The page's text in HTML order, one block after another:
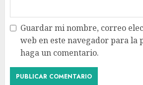
Guardar mi nombre, correo
web en este navegador para la
haga un comentario.